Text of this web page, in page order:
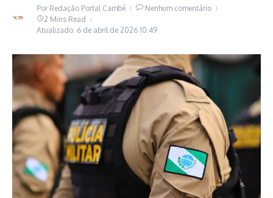
Por Redação Portal Cambé
Nenhum comentário
2 Mins Read
Atualizado: 6 de abril de 2026 10:49